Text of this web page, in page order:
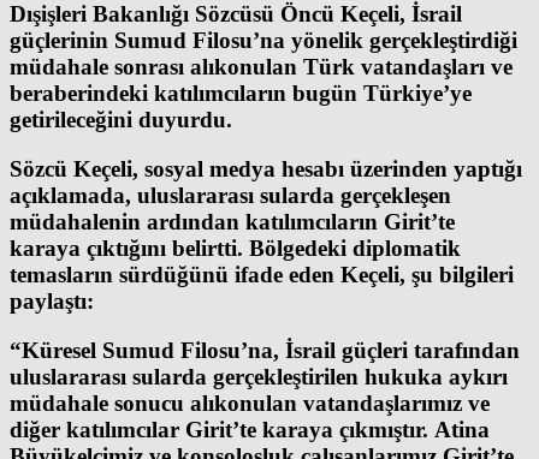
Dışişleri Bakanlığı Sözcüsü Öncü Keçeli, İsrail
güçlerinin Sumud Filosu’na yönelik gerçekleştirdiği
müdahale sonrası alıkonulan Türk vatandaşları ve
beraberindeki katılımcıların bugün Türkiye’ye
getirileceğini duyurdu.
Sözcü Keçeli, sosyal medya hesabı üzerinden yaptığı
açıklamada, uluslararası sularda gerçekleşen
müdahalenin ardından katılımcıların Girit’te
karaya çıktığını belirtti. Bölgedeki diplomatik
temasların sürdüğünü ifade eden Keçeli, şu bilgileri
paylaştı:
“Küresel Sumud Filosu’na, İsrail güçleri tarafından
uluslararası sularda gerçekleştirilen hukuka aykırı
müdahale sonucu alıkonulan vatandaşlarımız ve
diğer katılımcılar Girit’te karaya çıkmıştır. Atina